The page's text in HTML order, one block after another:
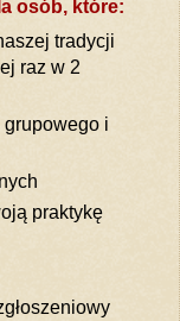
osób, które:
tradycji
raz w 2
i
praktykę